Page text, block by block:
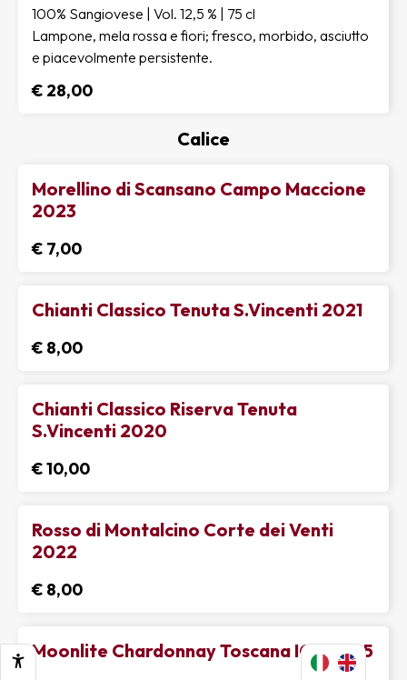
100% Sangiovese | Vol. 12,5 % | 75 cl
Lampone, mela rossa e fiori; fresco, morbido, asciutto
e piacevolmente persistente.
€ 28,00
Calice
Morellino di Scansano Campo Maccione
2023
€ 7,00
Chianti Classico Tenuta S.Vincenti 2021
€ 8,00
Chianti Classico Riserva Tenuta
S.Vincenti 2020
€ 10,00
Rosso di Montalcino Corte dei Venti
2022
€ 8,00
Moonlite Chardonnay Toscana IGT 2025